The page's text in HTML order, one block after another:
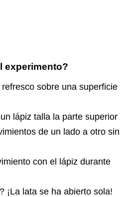
experimento?
sobre una superficie
lápiz talla la parte superior
de un lado a otro sin
con el lápiz durante
¡La lata se ha abierto sola!